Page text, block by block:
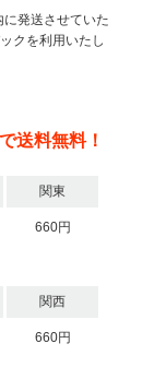
発送させていた
クを利用いたし
送料無料！
関東
660円
関西
660円